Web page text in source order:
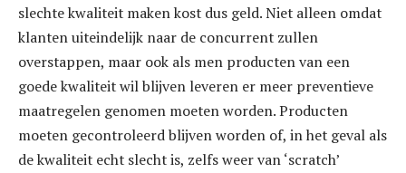
slechte kwaliteit maken kost dus geld. Niet alleen omdat
klanten uiteindelijk naar de concurrent zullen
overstappen, maar ook als men producten van een
goede kwaliteit wil blijven leveren er meer preventieve
maatregelen genomen moeten worden. Producten
moeten gecontroleerd blijven worden of, in het geval als
de kwaliteit echt slecht is, zelfs weer van ‘scratch’